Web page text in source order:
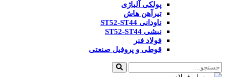
پولکی آلیاژی
تیرآهن هاش
ناودانی ST52-ST44
نبشی ST52-ST44
فولاد فنر
قوطی و پروفیل صنعتی